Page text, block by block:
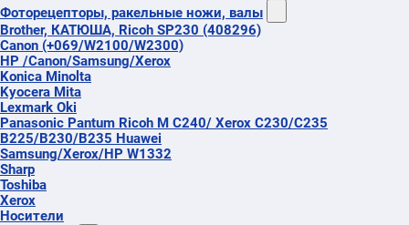
Фоторецепторы, ракельные ножи, валы
Brother, КАТЮША, Ricoh SP230 (408296)
Canon (+069/W2100/W2300)
HP /Canon/Samsung/Xerox
Konica Minolta
Kyocera Mita
Lexmark Oki
Panasonic Pantum Ricoh M C240/ Xerox C230/C235
B225/B230/B235 Huawei
Samsung/Xerox/HP W1332
Sharp
Toshiba
Xerox
Носители